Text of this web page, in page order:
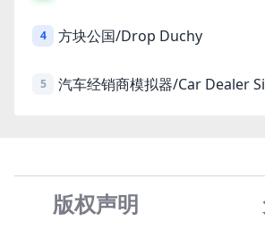
4 方块公国/Drop Duchy
5 汽车经销商模拟器/Car Dealer
版权声明